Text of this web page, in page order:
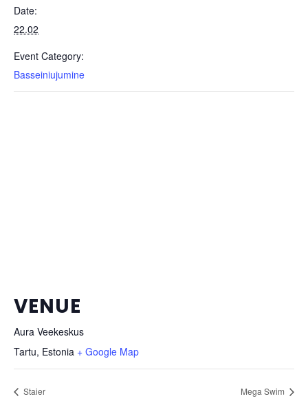
Date:
22.02
Event Category:
Basseiniujumine
VENUE
Aura Veekeskus
Tartu, Estonia + Google Map
Staier Mega Swim